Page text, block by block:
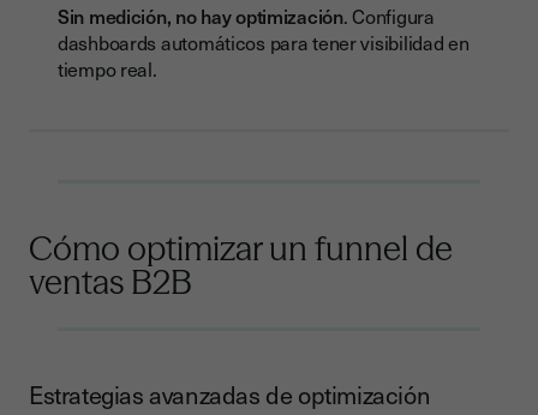
Sin medición, no hay optimización. Configura
dashboards automáticos para tener visibilidad en
tiempo real.
Cómo optimizar un funnel de
ventas B2B
Estrategias avanzadas de optimización